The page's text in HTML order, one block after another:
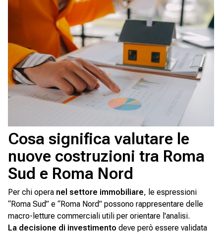
Cosa significa valutare le
nuove costruzioni tra Roma
Sud e Roma Nord
Per chi opera nel settore immobiliare, le espressioni
“Roma Sud” e “Roma Nord” possono rappresentare delle
macro-letture commerciali utili per orientare l'analisi.
La decisione di investimento deve però essere validata